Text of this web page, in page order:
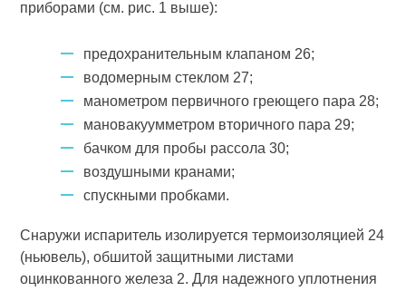
приборами (см. рис. 1 выше):
предохранительным клапаном 26;
водомерным стеклом 27;
манометром первичного греющего пара 28;
мановакуумметром вторичного пара 29;
бачком для пробы рассола 30;
воздушными кранами;
спускными пробками.
Снаружи испаритель изолируется термоизоляцией 24
(ньювель), обшитой защитными листами
оцинкованного железа 2. Для надежного уплотнения